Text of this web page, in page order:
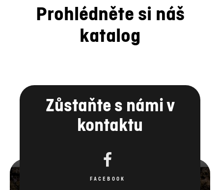
Prohlédněte si náš
katalog
Zůstaňte s námi v
kontaktu
FACEBOOK